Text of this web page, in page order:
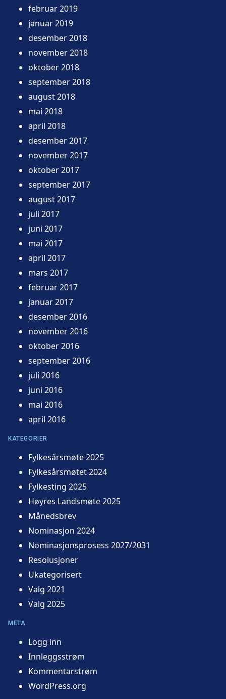
februar 2019
januar 2019
desember 2018
november 2018
oktober 2018
september 2018
august 2018
mai 2018
april 2018
desember 2017
november 2017
oktober 2017
september 2017
august 2017
juli 2017
juni 2017
mai 2017
april 2017
mars 2017
februar 2017
januar 2017
desember 2016
november 2016
oktober 2016
september 2016
juli 2016
juni 2016
mai 2016
april 2016
KATEGORIER
Fylkesårsmøte 2025
Fylkesårsmøtet 2024
Fylkesting 2025
Høyres Landsmøte 2025
Månedsbrev
Nominasjon 2024
Nominasjonsprosess 2027/2031
Resolusjoner
Ukategorisert
Valg 2021
Valg 2025
META
Logg inn
Innleggsstrøm
Kommentarstrøm
WordPress.org